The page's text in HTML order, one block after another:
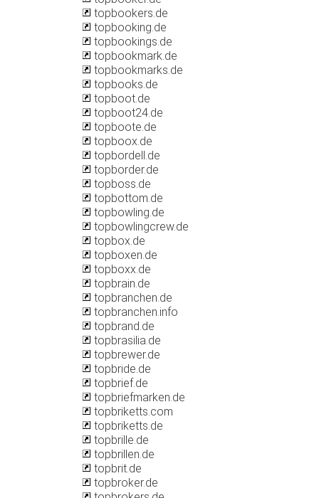
topbookers.de
topbooking.de
topbookings.de
topbookmark.de
topbookmarks.de
topbooks.de
topboot.de
topboot24.de
topboote.de
topboox.de
topbordell.de
topborder.de
topboss.de
topbottom.de
topbowling.de
topbowlingcrew.de
topbox.de
topboxen.de
topboxx.de
topbrain.de
topbranchen.de
topbranchen.info
topbrand.de
topbrasilia.de
topbrewer.de
topbride.de
topbrief.de
topbriefmarken.de
topbriketts.com
topbriketts.de
topbrille.de
topbrillen.de
topbrit.de
topbroker.de